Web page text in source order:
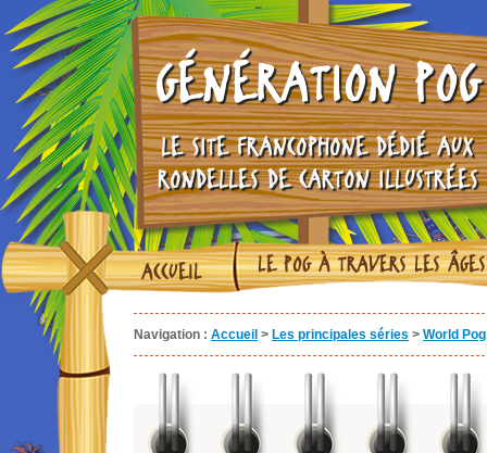
GÉNÉRATION POG
LE SITE FRANCOPHONE DÉDIÉ AUX
RONDELLES DE CARTON ILLUSTRÉES
ACCUEIL LE POG À TRAVERS LES ÂGES
Navigation : Accueil > Les principales séries > World